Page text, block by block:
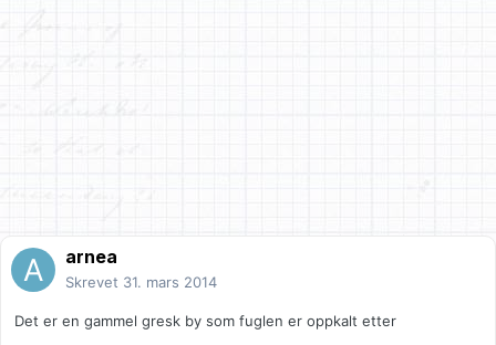
arnea
Skrevet 31. mars 2014
Det er en gammel gresk by som fuglen er oppkalt etter